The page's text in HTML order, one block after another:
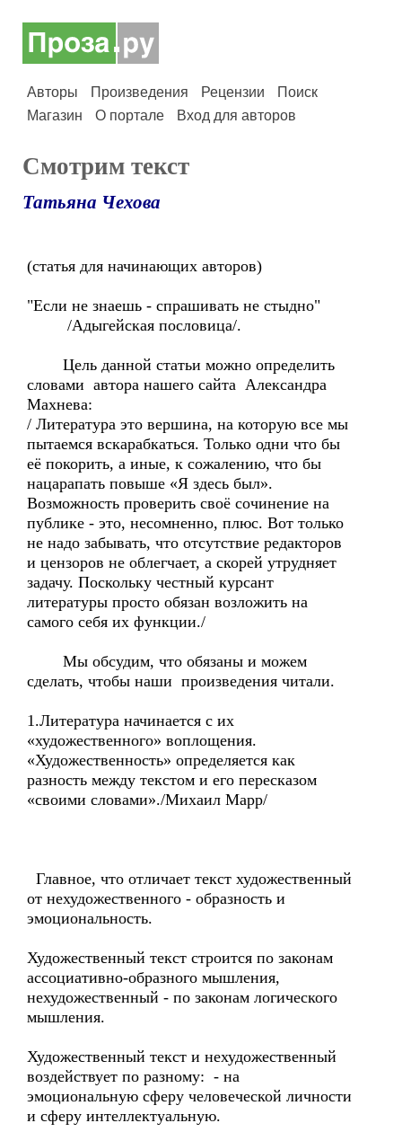
Авторы Произведения Рецензии
Поиск
Магазин
О портале Вход для авторов
Смотрим текст
Татьяна Чехова
(статья для начинающих авторов)
"Если не знаешь - спрашивать не стыдно"
/Адыгейская пословица/.
Цель данной статьи можно определить
словами автора нашего сайта Александра
Махнева:
/ Литература это вершина, на которую все мы
пытаемся вскарабкаться. Только одни что бы
её покорить, а иные, к сожалению, что бы
нацарапать повыше «Я здесь был».
Возможность проверить своё сочинение на
публике - это, несомненно, плюс. Вот только
не надо забывать, что отсутствие редакторов
и цензоров не облегчает, а скорей утрудняет
задачу. Поскольку честный курсант
литературы просто обязан возложить на
самого себя их функции./
Мы обсудим, что обязаны и можем
сделать, чтобы наши произведения читали.
1.Литература начинается с их
«художественного» воплощения.
«Художественность» определяется как
разность между текстом и его пересказом
«своими словами»./Михаил Марр/
Главное, что отличает текст художественный
от нехудожественного - образность и
эмоциональность.
Художественный текст строится по законам
ассоциативно-образного мышления,
нехудожественный - по законам логического
мышления.
Художественный текст и нехудожественный
воздействует по разному: - на
эмоциональную сферу человеческой личности
и сферу интеллектуальную.